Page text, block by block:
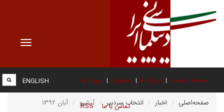
Toggle
صفحه نخست درباره ما عضویت پیوند ها
تماس با ما RSS
ENGLISH
صفحه‌اصلی اخبار انتخاب سردبیر آرشیو آبان ۱۳۹۲